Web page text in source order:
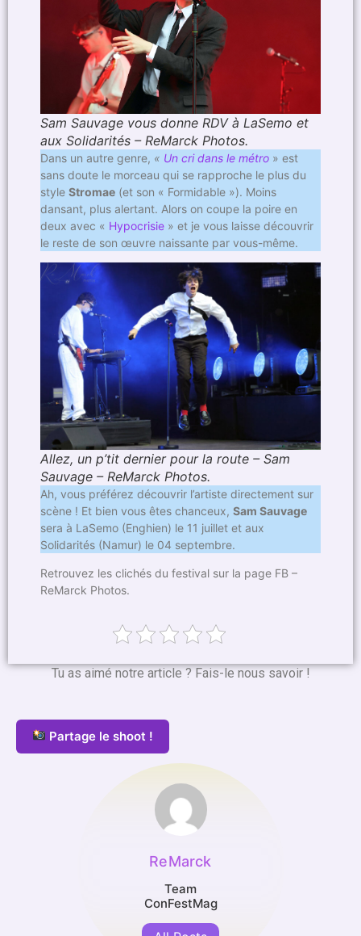
Sam Sauvage vous donne RDV à LaSemo et
aux Solidarités – ReMarck Photos.
Dans un autre genre, « Un cri dans le métro » est
sans doute le morceau qui se rapproche le plus du
style Stromae (et son « Formidable »). Moins
dansant, plus alertant. Alors on coupe la poire en
deux avec « Hypocrisie » et je vous laisse découvrir
le reste de son œuvre naissante par vous-même.
Allez, un p’tit dernier pour la route – Sam
Sauvage – ReMarck Photos.
Ah, vous préférez découvrir l’artiste directement sur
scène ! Et bien vous êtes chanceux, Sam Sauvage
sera à LaSemo (Enghien) le 11 juillet et aux
Solidarités (Namur) le 04 septembre.
Retrouvez les clichés du festival sur la page FB –
ReMarck Photos.
Tu as aimé notre article ? Fais-le nous savoir !
Partage le shoot !
ReMarck
Team
ConFestMag